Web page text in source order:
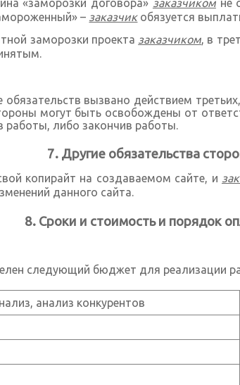
«заморозки договора» заказчикомне
– заказчикобязуется
заморозки проекта заказчиком, в
обязательств вызвано действием
могут быть освобождены от
работы, либо закончив работы.
Другие обязательства
копирайт на создаваемом сайте, и
данного сайта.
Сроки и стоимость и порядок
следующий бюджет для реализации
анализ конкурентов